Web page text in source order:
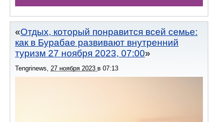
Отдых, который понравится всей семье:
как в Бурабае развивают внутренний
туризм 27 ноября 2023, 07:00
Tengrinews 27 ноября 2023 в 07:13